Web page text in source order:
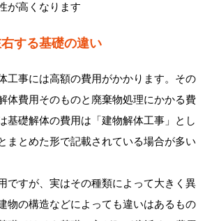
が高くなります
する基礎の違い
工事には高額の費用がかかります。その
体費用そのものと廃棄物処理にかかる費
基礎解体の費用は「建物解体工事」とし
まとめた形で記載されている場合が多い
ですが、実はその種類によって大きく異
物の構造などによっても違いはあるもの